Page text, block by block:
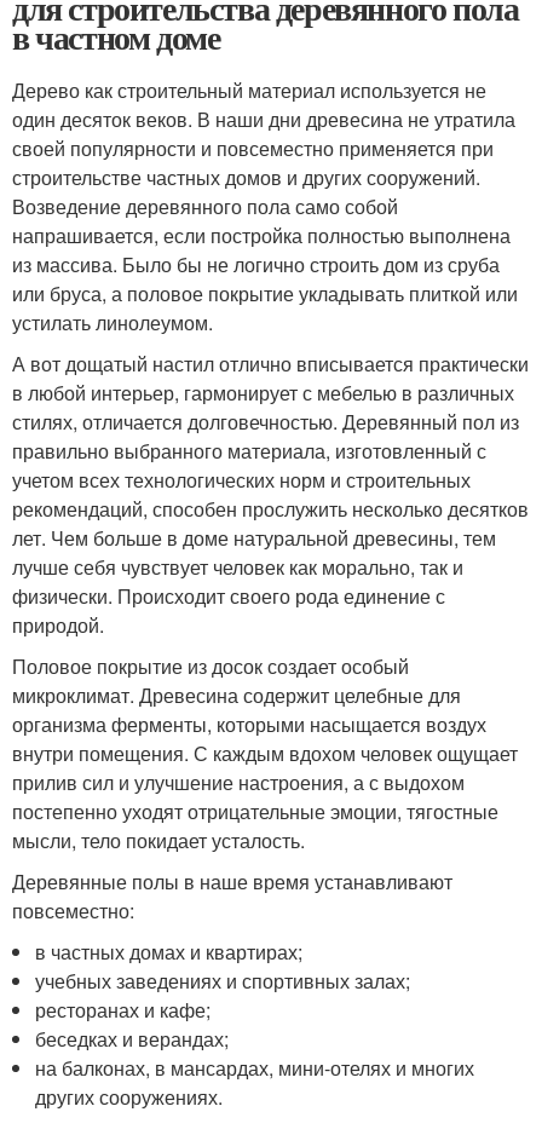
в частном доме
Дерево как строительный материал используется не
один десяток веков. В наши дни древесина не утратила
своей популярности и повсеместно применяется при
строительстве частных домов и других сооружений.
Возведение деревянного пола само собой
напрашивается, если постройка полностью выполнена
из массива. Было бы не логично строить дом из сруба
или бруса, а половое покрытие укладывать плиткой или
устилать линолеумом.
А вот дощатый настил отлично вписывается практически
в любой интерьер, гармонирует с мебелью в различных
стилях, отличается долговечностью. Деревянный пол из
правильно выбранного материала, изготовленный с
учетом всех технологических норм и строительных
рекомендаций, способен прослужить несколько десятков
лет. Чем больше в доме натуральной древесины, тем
лучше себя чувствует человек как морально, так и
физически. Происходит своего рода единение с
природой.
Половое покрытие из досок создает особый
микроклимат. Древесина содержит целебные для
организма ферменты, которыми насыщается воздух
внутри помещения. С каждым вдохом человек ощущает
прилив сил и улучшение настроения, а с выдохом
постепенно уходят отрицательные эмоции, тягостные
мысли, тело покидает усталость.
Деревянные полы в наше время устанавливают
повсеместно:
в частных домах и квартирах;
учебных заведениях и спортивных залах;
ресторанах и кафе;
беседках и верандах;
на балконах, в мансардах, мини-отелях и многих
других сооружениях.